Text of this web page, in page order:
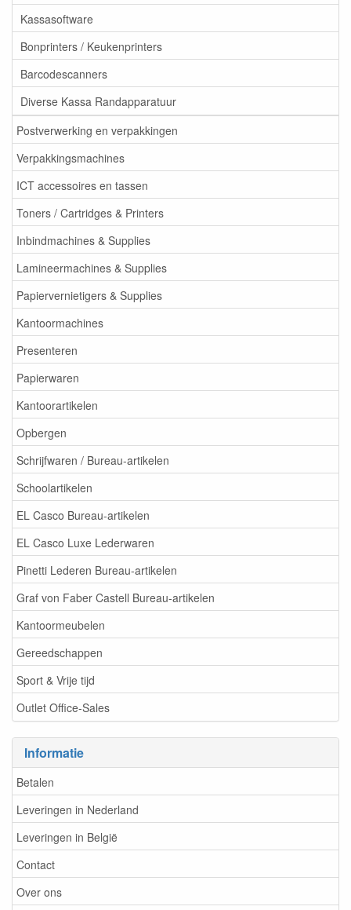
Kassasoftware
Bonprinters / Keukenprinters
Barcodescanners
Diverse Kassa Randapparatuur
Postverwerking en verpakkingen
Verpakkingsmachines
ICT accessoires en tassen
Toners / Cartridges & Printers
Inbindmachines & Supplies
Lamineermachines & Supplies
Papiervernietigers & Supplies
Kantoormachines
Presenteren
Papierwaren
Kantoorartikelen
Opbergen
Schrijfwaren / Bureau-artikelen
Schoolartikelen
EL Casco Bureau-artikelen
EL Casco Luxe Lederwaren
Pinetti Lederen Bureau-artikelen
Graf von Faber Castell Bureau-artikelen
Kantoormeubelen
Gereedschappen
Sport & Vrije tijd
Outlet Office-Sales
Informatie
Betalen
Leveringen in Nederland
Leveringen in België
Contact
Over ons